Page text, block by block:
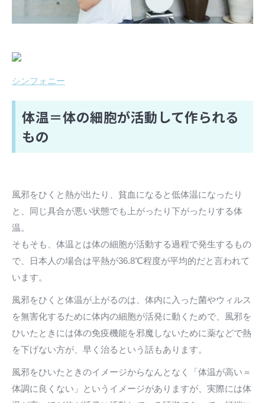
シンフォニー
体温＝体の細胞が活動して作られる
もの
風邪をひくと熱が出たり、貧血になると低体温になったり
と、同じ具合が悪い状態でも上がったり下がったりする体
温。
そもそも、体温とは体の細胞が活動する過程で発生するもの
で、日本人の場合は平熱が36.8℃程度が平均的だと言われて
います。
風邪をひくと体温が上がるのは、体内に入った菌やウィルス
を無害化するために体内の細胞が活発に動くためで、風邪を
ひいたときには体の免疫機能を邪魔しないために薬などで熱
を下げない方が、早く治るという話もあります。
風邪をひいたときのイメージからなんとなく「体温が高い＝
体調に良くない」というイメージがありますが、実際には体